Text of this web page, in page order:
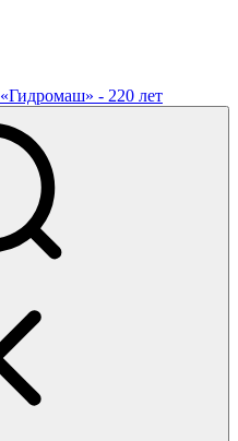
«Гидромаш» - 220 лет